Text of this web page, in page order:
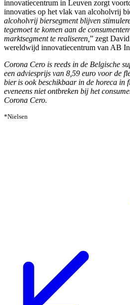
innovatiecentrum in Leuven zorgt
innovaties op het vlak van alcoholvrij
alcoholvrij biersegment blijven
tegemoet te komen aan de
marktsegment te realiseren,” zegt
wereldwijd innovatiecentrum van AB
Corona Cero is reeds in de Belgische
een adviesprijs van 8,59 euro voor de
bier is ook beschikbaar in de horeca in
eveneens niet ontbreken bij het
Corona Cero.
*Nielsen